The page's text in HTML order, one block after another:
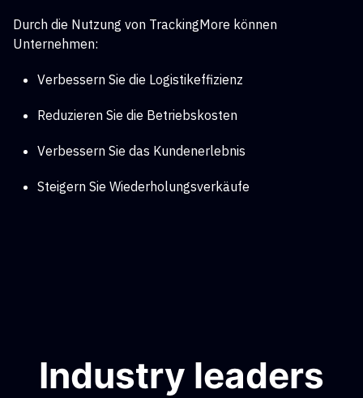
Durch die Nutzung von TrackingMore können
Unternehmen:
Verbessern Sie die Logistikeffizienz
Reduzieren Sie die Betriebskosten
Verbessern Sie das Kundenerlebnis
Steigern Sie Wiederholungsverkäufe
Industry leaders